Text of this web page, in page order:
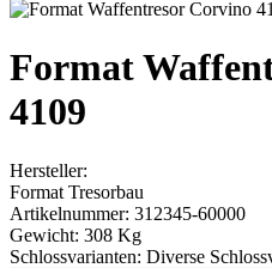
Format
4109
Hersteller:
Format Tresorbau
Artikelnummer: 312345-60000
Gewicht: 308 Kg
Schlossvarianten: Diverse